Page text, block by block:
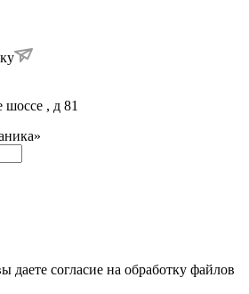
, д 81
даете согласие на обработку файлов